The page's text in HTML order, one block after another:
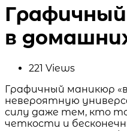
в
221 Views
Графичный маникюр
невероятную
силу даже тем, кто
четкости и